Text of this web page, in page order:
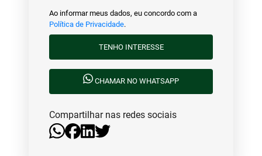
Ao informar meus dados, eu concordo com a
Política de Privacidade.
TENHO INTERESSE
CHAMAR NO WHATSAPP
Compartilhar nas redes sociais